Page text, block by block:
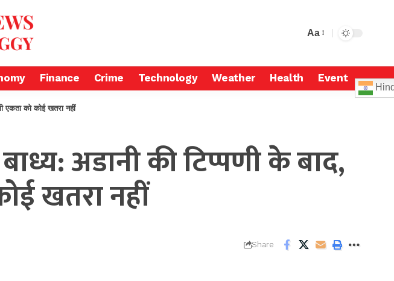
Aa
Finance Crime Technology Weather Health Event
एकता को कोई खतरा नहीं
अडानी की टिप्पणी के बाद,
खतरा नहीं
Share